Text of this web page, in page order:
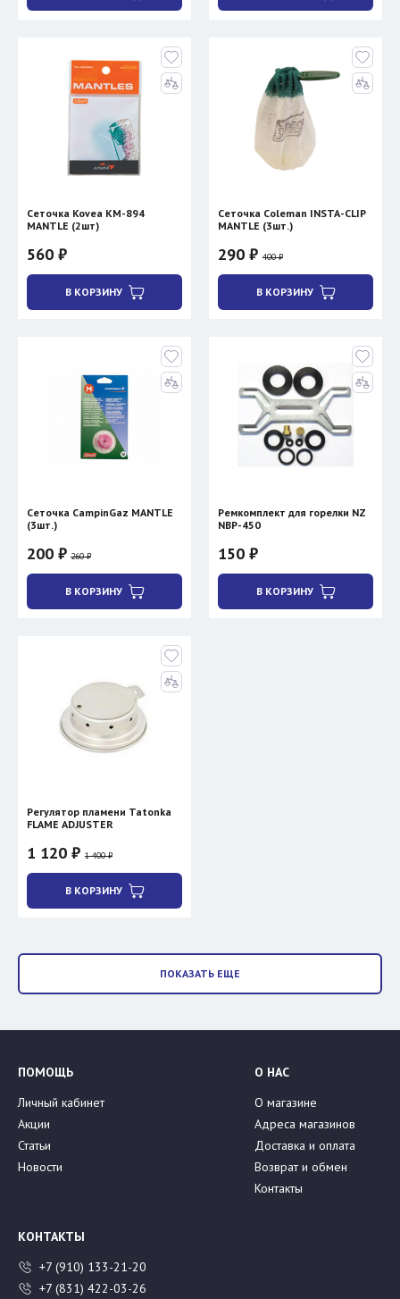
Сеточка Kovea KM-894
MANTLE (2шт)
560 ₽
В КОРЗИНУ
Сеточка Coleman INSTA-CLIP
MANTLE (3шт.)
290 ₽ 400 ₽
В КОРЗИНУ
Сеточка CampinGaz MANTLE
(3шт.)
200 ₽ 260 ₽
В КОРЗИНУ
Ремкомплект для горелки NZ
NBP-450
150 ₽
В КОРЗИНУ
Регулятор пламени Tatonka
FLAME ADJUSTER
1 120 ₽ 1 400 ₽
В КОРЗИНУ
ПОКАЗАТЬ ЕЩЕ
ПОМОЩЬ
Личный кабинет
Акции
Статьи
Новости
О НАС
О магазине
Адреса магазинов
Доставка и оплата
Возврат и обмен
Контакты
КОНТАКТЫ
+7 (910) 133-21-20
+7 (831) 422-03-26